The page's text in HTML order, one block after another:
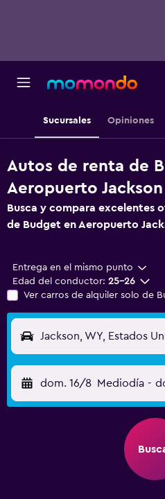
Sucursales Opiniones
Autos de renta de
Aeropuerto
Busca y compara excelentes
de Budget en Aeropuerto
Entrega en el mismo punto
Edad del conductor: 25-26
Ver carros de alquiler solo de
Jackson, WY, Estados
dom. 16/8 Mediodía -